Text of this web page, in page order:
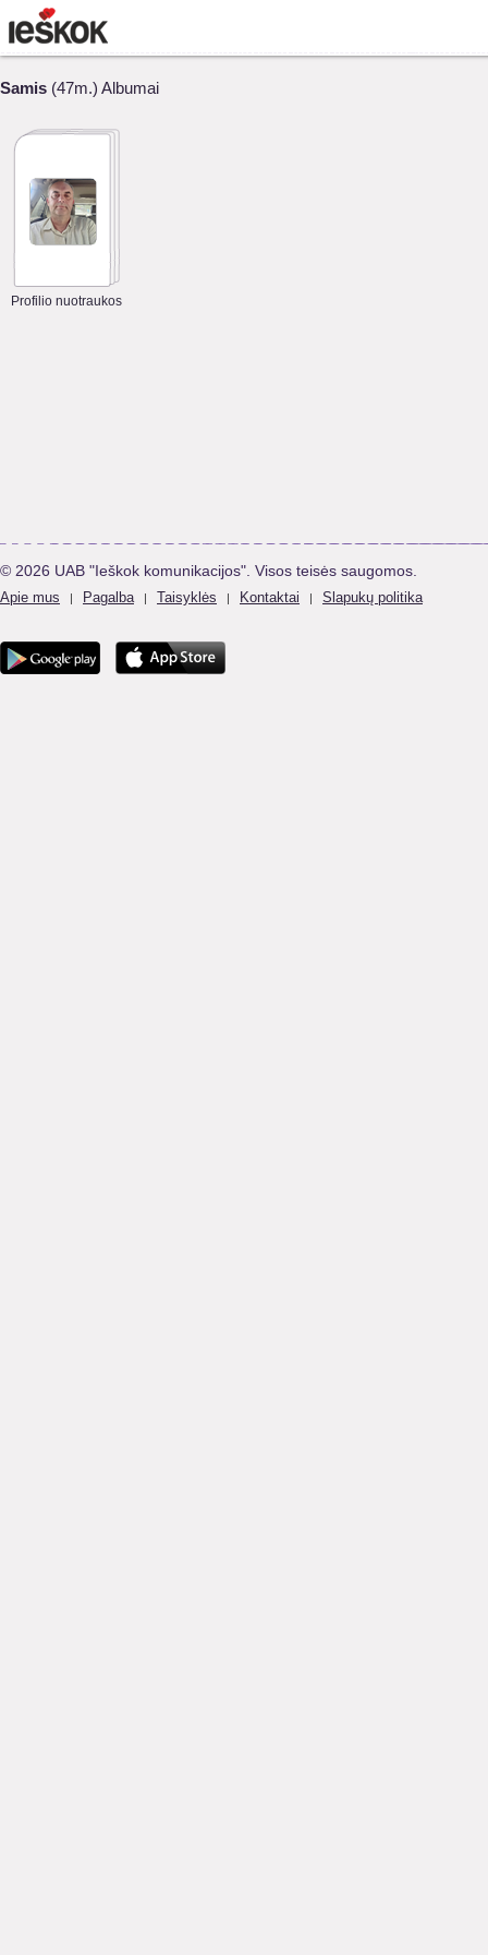
Samis (47m.) Albumai
Profilio nuotraukos
© 2026 UAB "Ieškok komunikacijos". Visos teisės saugomos.
Apie mus | Pagalba | Taisyklės | Kontaktai | Slapukų politika